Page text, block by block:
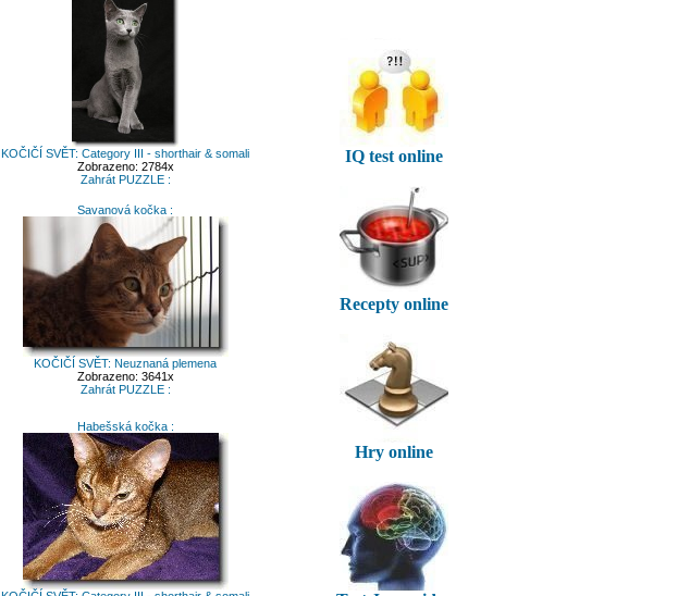
KOČIČÍ SVĚT: Category III - shorthair & somali
Zobrazeno: 2784x
Zahrát PUZZLE :
Savanová kočka :
KOČIČÍ SVĚT: Neuznaná plemena
Zobrazeno: 3641x
Zahrát PUZZLE :
Habešská kočka :
IQ test online
Recepty online
Hry online